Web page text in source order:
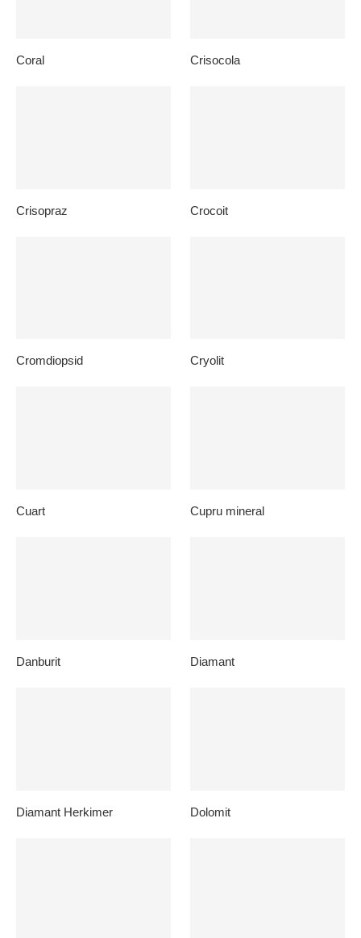
Coral Crisocola
Crisopraz Crocoit
Cromdiopsid Cryolit
Cuart Cupru mineral
Danburit Diamant
Diamant Herkimer Dolomit